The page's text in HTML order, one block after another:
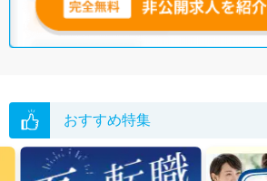
無料転職支援サービス
にお申し込みいただくと
グした上で求人をご提案いたします。
ご希望条件がまだ定まっていない方は人気の希
おすすめ特集